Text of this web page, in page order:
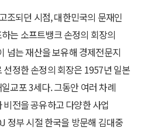
조되던 시점, 대한민국의 문재인
는 소프트뱅크 손정의 회장의
넘는 재산을 보유해 경제전문지
정한 손정의 회장은 1957년 일본
교포 3세다. 그동안 여러 차례
전을 공유하고 다양한 사업
정부 시절 한국을 방문해 김대중